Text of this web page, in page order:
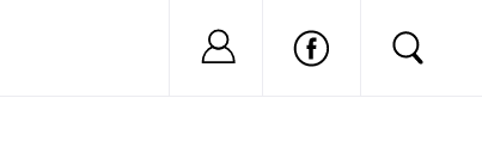
Nu ai cont?